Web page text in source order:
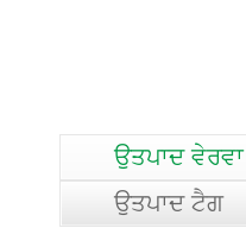
ਉਤਪਾਦ ਵੇਰਵਾ
ਉਤਪਾਦ ਟੈਗ